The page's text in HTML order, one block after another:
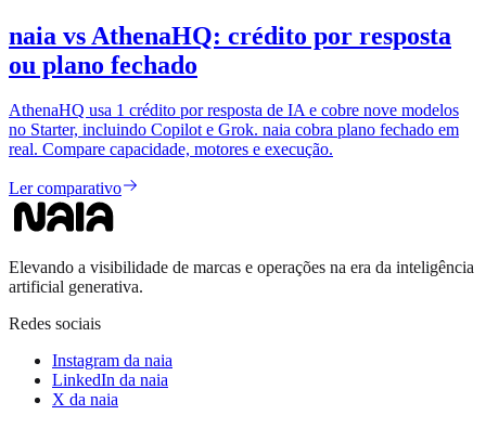
naia vs AthenaHQ: crédito por resposta
ou plano fechado
AthenaHQ usa 1 crédito por resposta de IA e cobre nove modelos
no Starter, incluindo Copilot e Grok. naia cobra plano fechado em
real. Compare capacidade, motores e execução.
Ler comparativo
Elevando a visibilidade de marcas e operações na era da inteligência
artificial generativa.
Redes sociais
Instagram da naia
LinkedIn da naia
X da naia